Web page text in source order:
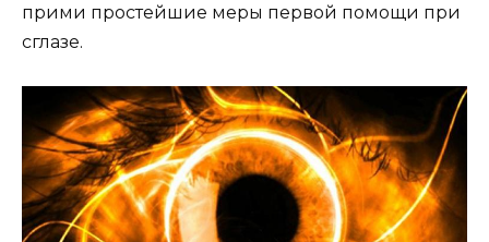
прими простейшие меры первой помощи при
сглазе.